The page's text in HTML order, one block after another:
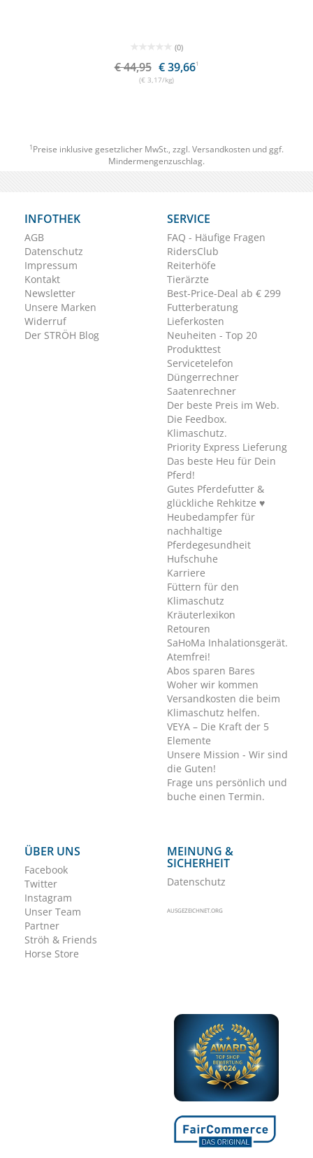
(0)
€ 44,95 € 39,661
(€ 3,17/kg)
1 Preise inklusive gesetzlicher MwSt., zzgl. Versandkosten und ggf.
Mindermengenzuschlag.
INFOTHEK
AGB
Datenschutz
Impressum
Kontakt
Newsletter
Unsere Marken
Widerruf
Der STRÖH Blog
SERVICE
FAQ - Häufige Fragen
RidersClub
Reiterhöfe
Tierärzte
Best-Price-Deal ab € 299
Futterberatung
Lieferkosten
Neuheiten - Top 20
Produkttest
Servicetelefon
Düngerrechner
Saatenrechner
Der beste Preis im Web.
Die Feedbox.
Klimaschutz.
Priority Express Lieferung
Das beste Heu für Dein
Pferd!
Gutes Pferdefutter &
glückliche Rehkitze ♥
Heubedampfer für
nachhaltige
Pferdegesundheit
Hufschuhe
Karriere
Füttern für den
Klimaschutz
Kräuterlexikon
Retouren
SaHoMa Inhalationsgerät.
Atemfrei!
Abos sparen Bares
Woher wir kommen
Versandkosten die beim
Klimaschutz helfen.
VEYA – Die Kraft der 5
Elemente
Unsere Mission - Wir sind
die Guten!
Frage uns persönlich und
buche einen Termin.
ÜBER UNS
Facebook
Twitter
Instagram
Unser Team
Partner
Ströh & Friends
Horse Store
MEINUNG &
SICHERHEIT
Datenschutz
AUSGEZEICHNET.ORG